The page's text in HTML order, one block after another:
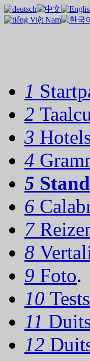
1
2
3
4
5
6
7
8
9 Foto.
10 Tests
11
12